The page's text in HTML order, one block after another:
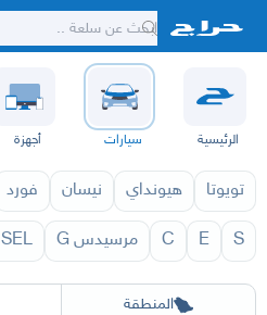
الرئيسية سيارات أجهزة
تويوتا هيونداي نيسان فورد
S
E
C مرسيدس G SEL
المنطقة
الرياض الشرقيهجده